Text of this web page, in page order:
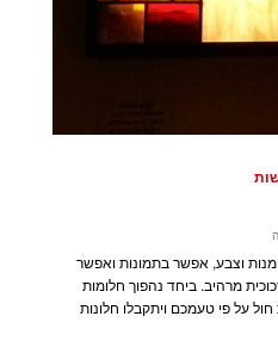
וצבע, אפשר בתמונות ואפשר
מרהיב. ביחד נהפוך חלומות
על פי טעמכם ויתקבלו חלונות